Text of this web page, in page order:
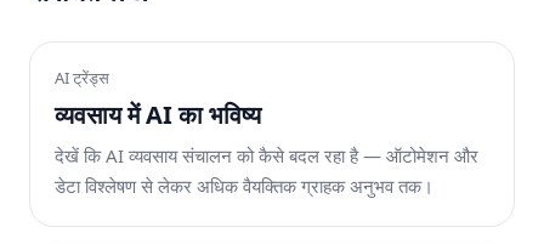
AI ट्रेंड्स
व्यवसाय में AI का भविष्य
देखें कि AI व्यवसाय संचालन को कैसे बदल रहा है — ऑटोमेशन और
डेटा विश्लेषण से लेकर अधिक वैयक्तिक ग्राहक अनुभव तक।